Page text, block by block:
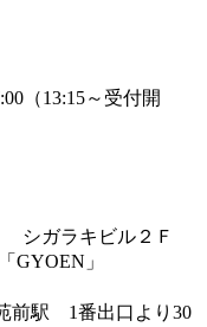
（13:15～受付開
シガラキビル２Ｆ
GYOEN」
前駅 1番出口より30